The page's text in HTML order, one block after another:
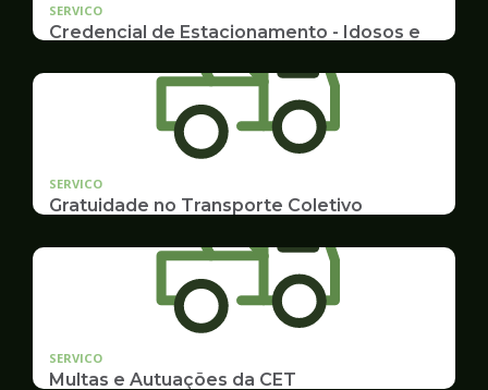
SERVICO
Credencial de Estacionamento - Idosos e
Cadastramento e Renovação
SERVICO
Gratuidade no Transporte Coletivo
Estudantes
SERVICO
Multas e Autuações da CET